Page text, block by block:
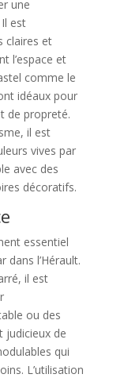
une
est
claires et
l’espace et
comme le
idéaux pour
de propreté.
il est
vives par
avec des
décoratifs.
essentiel
dans l’Hérault.
il est
ou des
judicieux de
qui
L’utilisation